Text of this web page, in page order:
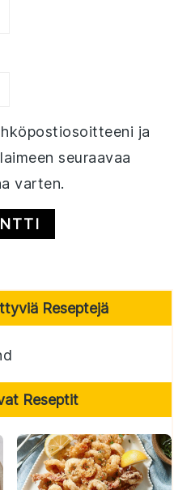
ja
seuraavaa
varten.
Reseptejä
Reseptit